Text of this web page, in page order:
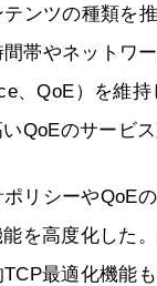
ンツの種類を
帯やネットワ
、QoE）を維
QoEのサービ
リシーやQoE
を高度化した
最適化機能